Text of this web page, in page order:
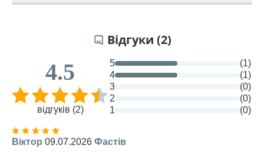
Відгуки (2)
4.5
відгуків (2)
5
(1)
4
(1)
3
(0)
2
(0)
1
(0)
Віктор 09.07.2026 Фастів